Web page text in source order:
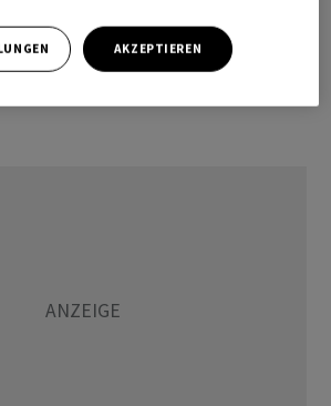
von GAM gelingt. Zudem verfüge
Erfolgsbilanz bei der Übernahme
AKZEPTIEREN